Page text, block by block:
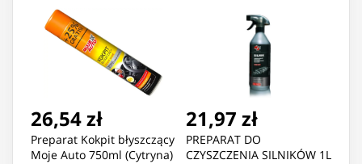
26,54 zł
Preparat Kokpit błyszczący
Moje Auto 750ml (Cytryna)
21,97 zł
PREPARAT DO
CZYSZCZENIA SILNIKÓW 1L